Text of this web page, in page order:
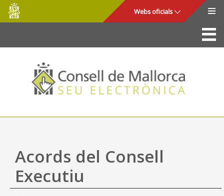
Salta al contingut principal
Consell
de
Mallorca
Webs oficials
La Seu
Consell de Mallorca
Accés i seguretat
Utilitats
Ajuda
Acords del Consell
Executiu